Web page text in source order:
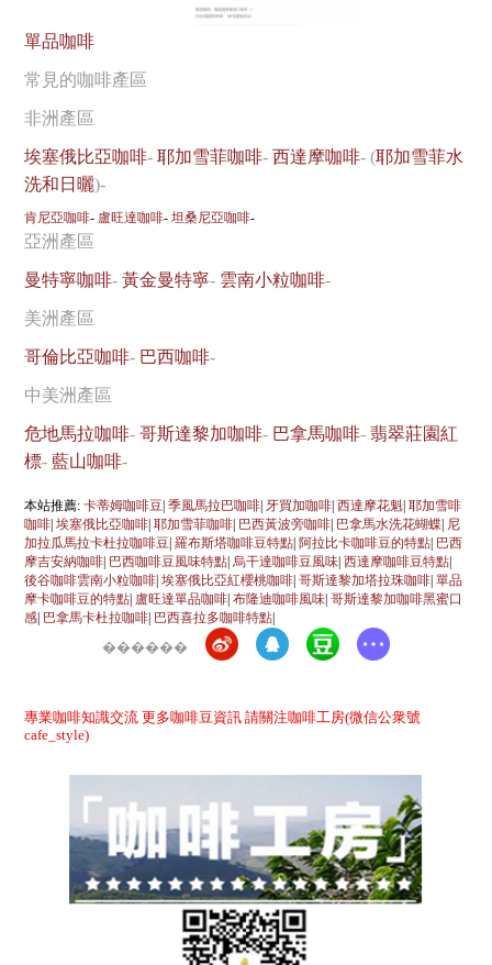
單品咖啡
常見的咖啡產區
非洲產區
埃塞俄比亞咖啡-耶加雪菲咖啡-西達摩咖啡- (耶加雪菲水
洗和日曬)-
肯尼亞咖啡- 盧旺達咖啡-坦桑尼亞咖啡-
亞洲產區
曼特寧咖啡-黃金曼特寧- 雲南小粒咖啡-
美洲產區
哥倫比亞咖啡- 巴西咖啡-
中美洲產區
危地馬拉咖啡-哥斯達黎加咖啡- 巴拿馬咖啡-翡翠莊園紅
標-藍山咖啡-
本站推薦:卡蒂姆咖啡豆|季風馬拉巴咖啡| 牙買加咖啡|西達摩花魁|耶加雪啡
咖啡|埃塞俄比亞咖啡|耶加雪菲咖啡| 巴西黃波旁咖啡| 巴拿馬水洗花蝴蝶| 尼
加拉瓜馬拉卡杜拉咖啡豆|羅布斯塔咖啡豆特點|阿拉比卡咖啡豆的特點| 巴西
摩吉安納咖啡| 巴西咖啡豆風味特點| 烏干達咖啡豆風味|西達摩咖啡豆特點|
後谷咖啡雲南小粒咖啡|埃塞俄比亞紅櫻桃咖啡|哥斯達黎加塔拉珠咖啡|單品
摩卡咖啡豆的特點| 盧旺達單品咖啡|布隆迪咖啡風味|哥斯達黎加咖啡黑蜜口
感| 巴拿馬卡杜拉咖啡| 巴西喜拉多咖啡特點|
������
專業咖啡知識交流 更多咖啡豆資訊 請關注咖啡工房(微信公衆號
cafe_style)